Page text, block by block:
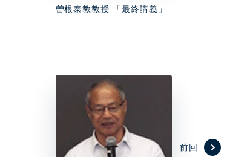
曽根泰教教授 「最終講義」
前回